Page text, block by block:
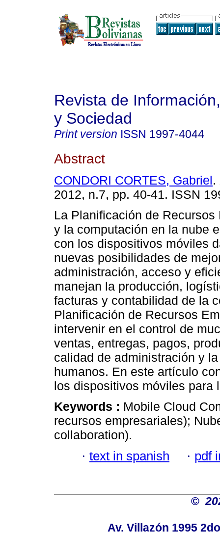
Revista de
y Sociedad
Print version ISSN 1997-4044
Abstract
CONDORI CORTES, Gabriel.
2012, n.7, pp. 40-41. ISSN
La Planificación de Recursos
y la computación en la nube
con los dispositivos móviles
nuevas posibilidades de
administración, acceso y
manejan la producción,
facturas y contabilidad de la
Planificación de Recursos
intervenir en el control de
ventas, entregas, pagos,
calidad de administración y
humanos. En este artículo
los dispositivos móviles para
Keywords : Mobile Cloud
recursos empresariales);
collaboration).
· text in spanish · pdf
©
Av. Villazón 1995